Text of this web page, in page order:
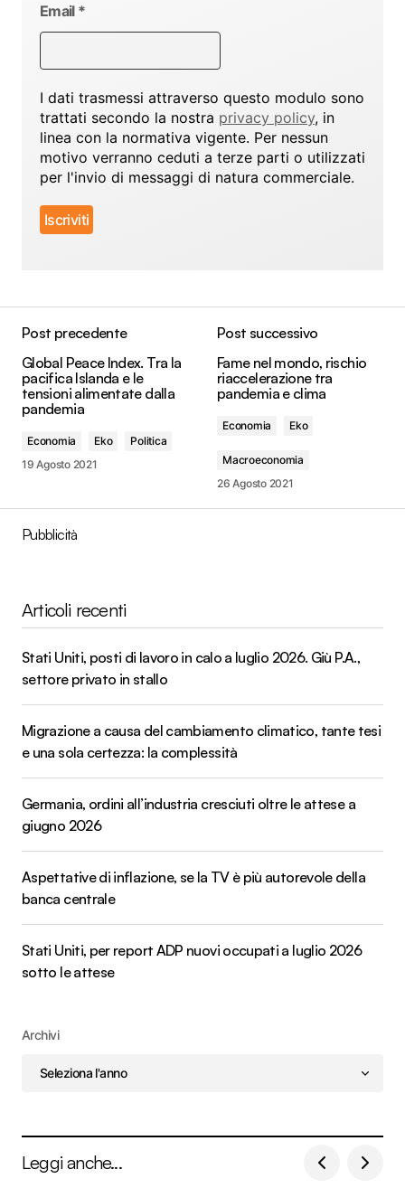
Email *
I dati trasmessi attraverso questo modulo sono
trattati secondo la nostra privacy policy, in
linea con la normativa vigente. Per nessun
motivo verranno ceduti a terze parti o utilizzati
per l'invio di messaggi di natura commerciale.
Post precedente
Global Peace Index. Tra la
pacifica Islanda e le
tensioni alimentate dalla
pandemia
Economia Eko
Politica
19 Agosto 2021
Post successivo
Fame nel mondo, rischio
riaccelerazione tra
pandemia e clima
Economia Eko
Macroeconomia
26 Agosto 2021
Pubblicità
Articoli recenti
Stati Uniti, posti di lavoro in calo a luglio 2026. Giù P.A.,
settore privato in stallo
Migrazione a causa del cambiamento climatico, tante tesi
e una sola certezza: la complessità
Germania, ordini all’industria cresciuti oltre le attese a
giugno 2026
Aspettative di inflazione, se la TV è più autorevole della
banca centrale
Stati Uniti, per report ADP nuovi occupati a luglio 2026
sotto le attese
Archivi
Leggi anche...